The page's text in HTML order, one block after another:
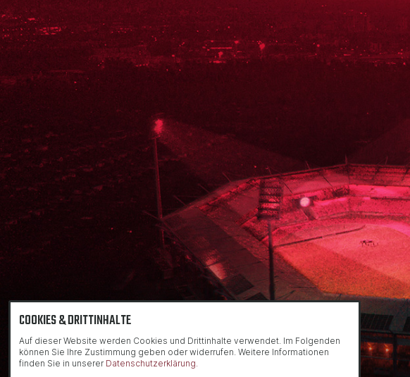
COOKIES & DRITTINHALTE
Auf dieser Website werden Cookies und Drittinhalte verwendet. Im Folgenden
können Sie Ihre Zustimmung geben oder widerrufen. Weitere Informationen
finden Sie in unserer Datenschutzerklärung.